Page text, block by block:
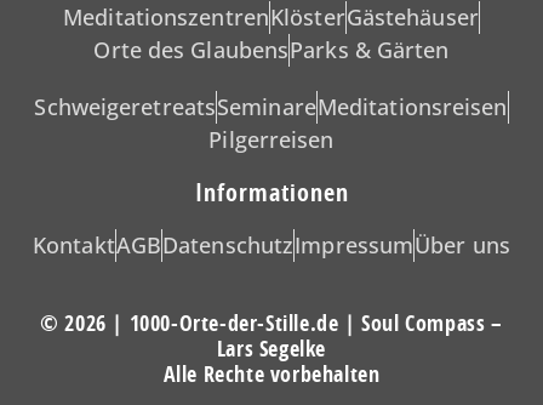
MeditationszentrenKlösterGästehäuser
Orte des GlaubensParks & Gärten
SchweigeretreatsSeminareMeditationsreisen
Pilgerreisen
Informationen
KontaktAGBDatenschutzImpressumÜber uns
© 2026 | 1000-Orte-der-Stille.de | Soul Compass –
Lars Segelke
Alle Rechte vorbehalten